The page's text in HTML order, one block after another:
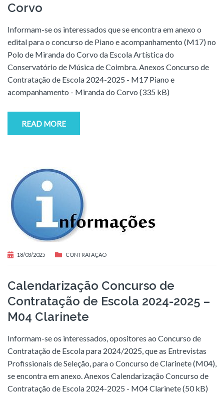
Corvo
Informam-se os interessados que se encontra em anexo o
edital para o concurso de Piano e acompanhamento (M17) no
Polo de Miranda do Corvo da Escola Artística do
Conservatório de Música de Coimbra. Anexos Concurso de
Contratação de Escola 2024-2025 - M17 Piano e
acompanhamento - Miranda do Corvo (335 kB)
READ MORE
18/03/2025 CONTRATAÇÃO
Calendarização Concurso de
Contratação de Escola 2024-2025 –
M04 Clarinete
Informam-se os interessados, opositores ao Concurso de
Contratação de Escola para 2024/2025, que as Entrevistas
Profissionais de Seleção, para o Concurso de Clarinete (M04),
se encontra em anexo. Anexos Calendarização Concurso de
Contratação de Escola 2024-2025 - M04 Clarinete (50 kB)